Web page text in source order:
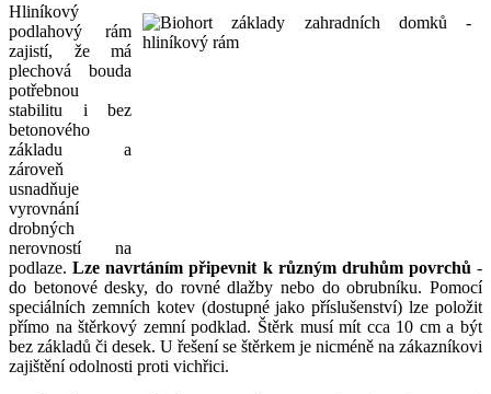
Hliníkový
podlahový rám
zajistí, že má
plechová bouda
potřebnou
stabilitu i bez
betonového
základu a
zároveň
usnadňuje
vyrovnání
drobných
nerovností na
podlaze.Lze navrtáním připevnit k různým druhům povrchů -
do betonové desky, do rovné dlažby nebo do obrubníku. Pomocí
speciálních zemních kotev (dostupné jako příslušenství) lze položit
přímo na štěrkový zemní podklad. Štěrk musí mít cca 10 cm a být
bez základů či desek. U řešení se štěrkem je nicméně na zákazníkovi
zajištění odolnosti proti vichřici.